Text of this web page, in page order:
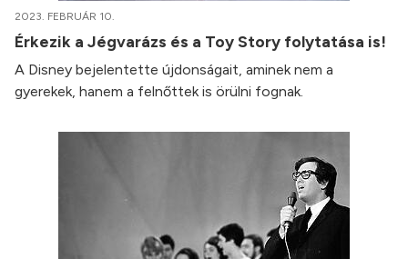
2023. FEBRUÁR 10.
Érkezik a Jégvarázs és a Toy Story folytatása is!
A Disney bejelentette újdonságait, aminek nem a
gyerekek, hanem a felnőttek is örülni fognak.